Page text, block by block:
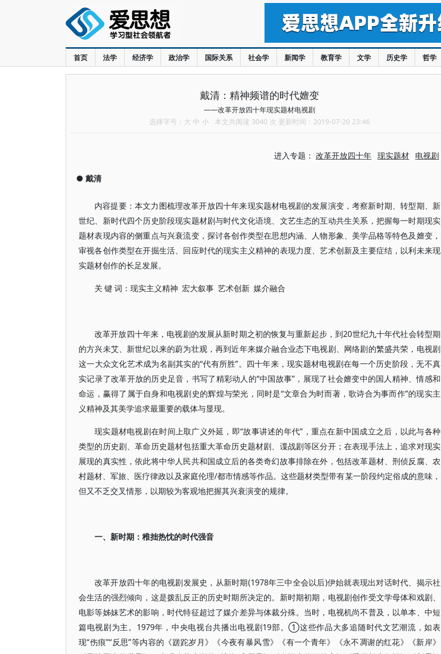
首页 法学 经济学 政治学 国际关系 社会学 新闻学 教育学 文学 历史学 哲学
戴清：精神频谱的时代嬗变
——改革开放四十年现实题材电视剧
选择字号： 大 中 小 本文共阅读 3040 次 更新时间：2019-07-20 23:46
进入专题： 改革开放四十年 现实题材 电视剧
● 戴清
内容提要：本文力图梳理改革开放四十年来现实题材电视剧的发展演变，考察新时期、转型期、新
世纪、新时代四个历史阶段现实题材剧与时代文化语境、文艺生态的互动共生关系，把握每一时期现实
题材表现内容的侧重点与兴衰流变，探讨各创作类型在思想内涵、人物形象、美学品格等特色及嬗变，
审视各创作类型在开掘生活、回应时代的现实主义精神的表现力度、艺术创新及主要症结，以利未来现
实题材创作的长足发展。
关 键 词：现实主义精神 宏大叙事 艺术创新 媒介融合
改革开放四十年来，电视剧的发展从新时期之初的恢复与重新起步，到20世纪九十年代社会转型期
的方兴未艾、新世纪以来的蔚为壮观，再到近年来媒介融合业态下电视剧、网络剧的繁盛共荣，电视剧
这一大众文化艺术成为名副其实的“代有所胜”。四十年来，现实题材电视剧在每一个历史阶段，无不真
实记录了改革开放的历史足音，书写了精彩动人的“中国故事”，展现了社会嬗变中的国人精神、情感和
命运，赢得了属于自身和电视剧史的辉煌与荣光，同时是“文章合为时而著，歌诗合为事而作”的现实主
义精神及其美学追求最重要的载体与显现。
现实题材电视剧在时间上取广义外延，即“故事讲述的年代”，重点在新中国成立之后，以此与各种
类型的历史剧、革命历史题材包括重大革命历史题材剧、谍战剧等区分开；在表现手法上，追求对现实
展现的真实性，依此将中华人民共和国成立后的各类奇幻故事排除在外，包括改革题材、刑侦反腐、农
村题材、军旅、医疗律政以及家庭伦理/都市情感等作品。这些题材类型带有某一阶段约定俗成的意味，
但又不乏交叉情形，以期较为客观地把握其兴衰演变的规律。
一、新时期：稚拙热忱的时代强音
改革开放四十年的电视剧发展史，从新时期(1978年三中全会以后)伊始就表现出对话时代、揭示社
会生活的强烈倾向，这是拨乱反正的历史时期所决定的。新时期初期，电视剧创作受文学母体和戏剧、
电影等姊妹艺术的影响，时代特征超过了媒介差异与体裁分殊。当时，电视机尚不普及，以单本、中短
篇电视剧为主。1979年，中央电视台共播出电视剧19部。①这些作品大多追随时代文艺潮流，如表
现“伤痕”“反思”等内容的《蹉跎岁月》《今夜有暴风雪》《有一个青年》《永不凋谢的红花》《新岸》